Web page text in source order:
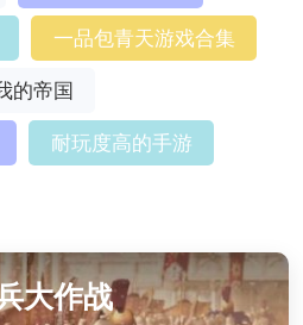
一品包青天游戏合集
的帝国
耐玩度高的手游
大作战